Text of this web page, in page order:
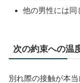
他の男性には同
次の約束への温
別れ際の接触が本